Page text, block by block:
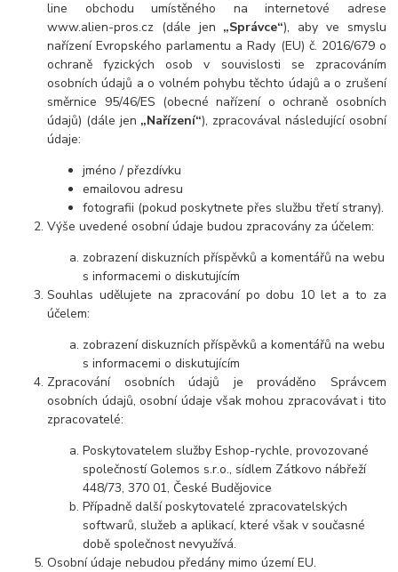
line obchodu umístěného na internetové adrese
www.alien-pros.cz (dále jen „Správce“), aby ve smyslu
nařízení Evropského parlamentu a Rady (EU) č. 2016/679 o
ochraně fyzických osob v souvislosti se zpracováním
osobních údajů a o volném pohybu těchto údajů a o zrušení
směrnice 95/46/ES (obecné nařízení o ochraně osobních
údajů) (dále jen „Nařízení“), zpracovával následující osobní
údaje:
jméno / přezdívku
emailovou adresu
fotografii (pokud poskytnete přes službu třetí strany).
Výše uvedené osobní údaje budou zpracovány za účelem:
zobrazení diskuzních příspěvků a komentářů na webu
s informacemi o diskutujícím
Souhlas udělujete na zpracování po dobu 10 let a to za
účelem:
zobrazení diskuzních příspěvků a komentářů na webu
s informacemi o diskutujícím
Zpracování osobních údajů je prováděno Správcem
osobních údajů, osobní údaje však mohou zpracovávat i tito
zpracovatelé:
Poskytovatelem služby Eshop-rychle, provozované
společností Golemos s.r.o., sídlem Zátkovo nábřeží
448/73, 370 01, České Budějovice
Případně další poskytovatelé zpracovatelských
softwarů, služeb a aplikací, které však v současné
době společnost nevyužívá.
Osobní údajenebudoupředány mimo území EU.